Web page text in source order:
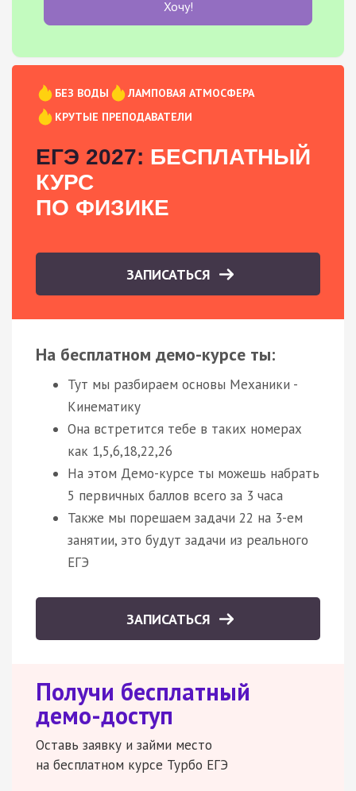
Хочу!
БЕЗ ВОДЫ
ЛАМПОВАЯ АТМОСФЕРА
КРУТЫЕ ПРЕПОДАВАТЕЛИ
ЕГЭ 2027: БЕСПЛАТНЫЙ
КУРС
ПО ФИЗИКЕ
ЗАПИСАТЬСЯ
На бесплатном демо-курсе ты:
Тут мы разбираем основы Механики -
Кинематику
Она встретится тебе в таких номерах
как 1,5,6,18,22,26
На этом Демо-курсе ты можешь набрать
5 первичных баллов всего за 3 часа
Также мы порешаем задачи 22 на 3-ем
занятии, это будут задачи из реального
ЕГЭ
ЗАПИСАТЬСЯ
Получи бесплатный
демо-доступ
Оставь заявку и займи место
на бесплатном курсе Турбо ЕГЭ